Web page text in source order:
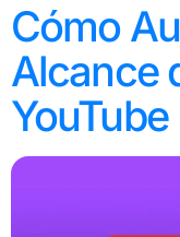
Cómo
Alcance
YouTube